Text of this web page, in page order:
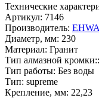
Технические
Артикул: 7146
Производитель:
Диаметр, мм: 230
Материал: Гранит
Тип алмазной кромки::
Тип работы: Без воды
Тип: supreme
Крепление, мм: 22,23